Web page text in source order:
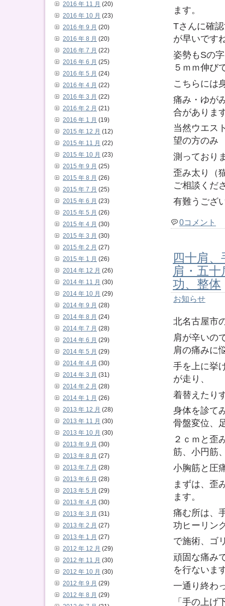
ます。
Tさんに確
が早いです
姿勢もSの
５ｍｍ伸び
こちらには
痛み・ゆが
合がありま
当然ウエス
望の方のみ
測っており
歪み太り（
ご相談くだ
有難うござ
0コメント
四十肩
肩・五
功、整体
お知らせ
北名古屋市
肩が辛いの
肩の痛みに
手を上に挙
が走り、
着替えたり
身体を診て
骨盤変位、
２ｃｍと歪
筋、小円筋
小胸筋と圧
まずは、歪
ます。
痛む所は、
功ヒーリン
で施術、ゴ
頑固な痛み
を行ないま
一通り終わ
「手の上
2016 年 11 月 (20)
2016 年 10 月 (23)
2016 年 9 月 (20)
2016 年 8 月 (20)
2016 年 7 月 (22)
2016 年 6 月 (25)
2016 年 5 月 (24)
2016 年 4 月 (22)
2016 年 3 月 (22)
2016 年 2 月 (21)
2016 年 1 月 (19)
2015 年 12 月 (12)
2015 年 11 月 (22)
2015 年 10 月 (23)
2015 年 9 月 (25)
2015 年 8 月 (26)
2015 年 7 月 (25)
2015 年 6 月 (23)
2015 年 5 月 (26)
2015 年 4 月 (30)
2015 年 3 月 (30)
2015 年 2 月 (27)
2015 年 1 月 (26)
2014 年 12 月 (26)
2014 年 11 月 (30)
2014 年 10 月 (29)
2014 年 9 月 (28)
2014 年 8 月 (24)
2014 年 7 月 (28)
2014 年 6 月 (29)
2014 年 5 月 (29)
2014 年 4 月 (30)
2014 年 3 月 (31)
2014 年 2 月 (28)
2014 年 1 月 (26)
2013 年 12 月 (28)
2013 年 11 月 (30)
2013 年 10 月 (30)
2013 年 9 月 (30)
2013 年 8 月 (27)
2013 年 7 月 (28)
2013 年 6 月 (28)
2013 年 5 月 (29)
2013 年 4 月 (30)
2013 年 3 月 (31)
2013 年 2 月 (27)
2013 年 1 月 (27)
2012 年 12 月 (29)
2012 年 11 月 (30)
2012 年 10 月 (30)
2012 年 9 月 (29)
2012 年 8 月 (29)